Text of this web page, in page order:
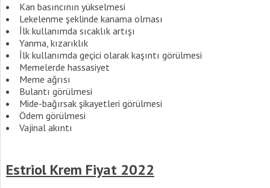
Kan basıncının yükselmesi
Lekelenme şeklinde kanama olması
İlk kullanımda sıcaklık artışı
Yanma, kızarıklık
İlk kullanımda geçici olarak kaşıntı görülmesi
Memelerde hassasiyet
Meme ağrısı
Bulantı görülmesi
Mide-bağırsak şikayetleri görülmesi
Ödem görülmesi
Vajinal akıntı
Estriol Krem Fiyat 2022